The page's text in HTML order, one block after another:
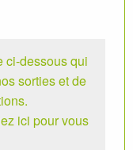
ci-dessous qui
sorties et de
ici pour vous